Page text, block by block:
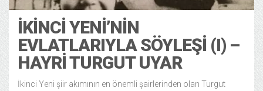
İKINCI YENI’NIN
EVLATLARIYLA SÖYLEŞI (I) –
HAYRI TURGUT UYAR
İkinci Yeni şiir akımının en önemli şairlerinden olan Turgut